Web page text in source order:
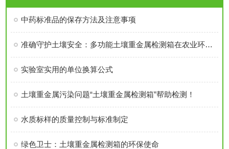
中药标准品的保存方法及注意事项
准确守护土壤安全：多功能土壤重金属检测箱在农业环境监测中的实践
实验室实用的单位换算公式
土壤重金属污染问题“土壤重金属检测箱”帮助检测！
水质标样的质量控制与标准制定
绿色卫士：土壤重金属检测箱的环保使命